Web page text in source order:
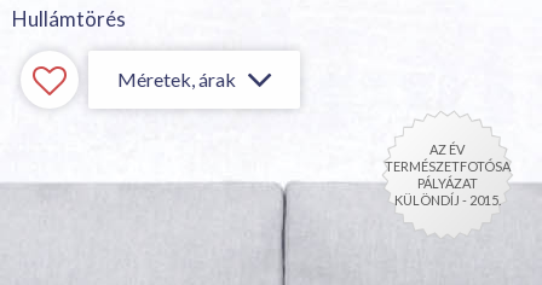
Hullámtörés
Méretek, árak
AZ ÉV
TERMÉSZETFOTÓSA
PÁLYÁZAT
KÜLÖNDÍJ - 2015.